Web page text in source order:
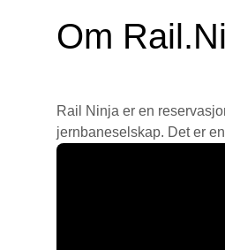
Om
Rail Ninja er en
jernbaneselskap. Det er